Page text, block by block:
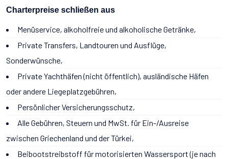
Charterpreise schließen aus
Menüservice, alkoholfreie und alkoholische Getränke,
Private Transfers, Landtouren und Ausflüge,
Sonderwünsche,
Private Yachthäfen (nicht öffentlich), ausländische Häfen
oder andere Liegeplatzgebühren,
Persönlicher Versicherungsschutz,
Alle Gebühren, Steuern und MwSt. für Ein-/Ausreise
zwischen Griechenland und der Türkei,
Beibootstreibstoff für motorisierten Wassersport (je nach